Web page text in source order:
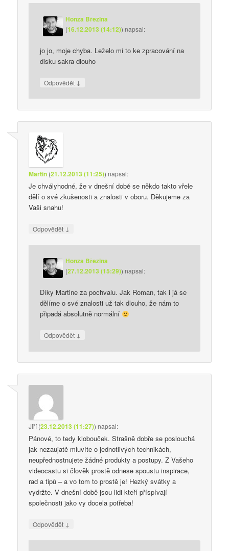
Honza Březina
(16.12.2013 (14:12)) napsal:
jo jo, moje chyba. Leželo mi to ke zpracování na
disku sakra dlouho
Odpovědět ↓
Martin (21.12.2013 (11:25))napsal:
Je chvályhodné, že v dnešní době se někdo takto vřele
dělí o své zkušenosti a znalosti v oboru. Děkujeme za
Vaši snahu!
Odpovědět ↓
Honza Březina
(27.12.2013 (15:29)) napsal:
Díky Martine za pochvalu. Jak Roman, tak i já se
dělíme o své znalosti už tak dlouho, že nám to
připadá absolutně normální
Odpovědět ↓
Jiří(23.12.2013 (11:27))napsal:
Pánové, to tedy klobouček. Strašně dobře se poslouchá
jak nezaujatě mluvíte o jednotlivých technikách,
neupřednostnujete žádné produkty a postupy. Z Vašeho
videocastu si člověk prostě odnese spoustu inspirace,
rad a tipů – a vo tom to prostě je! Hezký svátky a
vydržte. V dnešní době jsou lidi kteří příspívají
společnosti jako vy docela potřeba!
Odpovědět ↓